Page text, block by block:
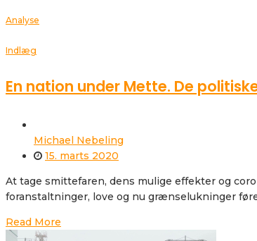
Analyse
Indlæg
En nation under Mette. De
Michael Nebeling
15. marts 2020
At tage smittefaren, dens mulige effekter og
foranstaltninger, love og nu grænselukninger
Read More